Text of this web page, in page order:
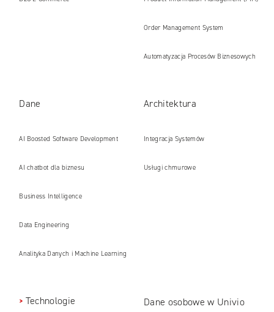
Order Management System
Automatyzacja Procesów Biznesowych
Dane
AI Boosted Software Development
AI chatbot dla biznesu
Business Intelligence
Data Engineering
Analityka Danych i Machine Learning
Architektura
Integracja Systemów
Usługi chmurowe
Technologie
Dane osobowe w Univio